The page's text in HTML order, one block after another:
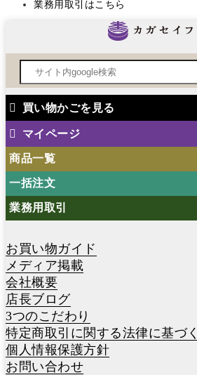
業務用取引はこちら
買い物かごを見る
マイページ
商品一覧
一括注文
業務用取引
お買い物ガイド
メディア掲載
会社概要
店長ブログ
3つのこだわり
特定商取引に関する法律に基づ
個人情報保護方針
お問い合わせ